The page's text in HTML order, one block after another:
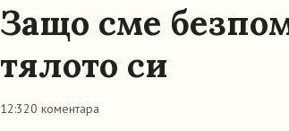
Защо сме
тялото си
12:320 коментара